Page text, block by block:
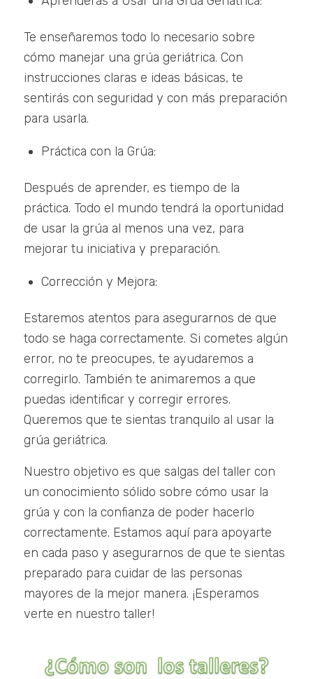
Te enseñaremos todo lo necesario sobre
cómo manejar una grúa geriátrica. Con
instrucciones claras e ideas básicas, te
sentirás con seguridad y con más preparación
para usarla.
Práctica con la Grúa:
Después de aprender, es tiempo de la
práctica. Todo el mundo tendrá la oportunidad
de usar la grúa al menos una vez, para
mejorar tu iniciativa y preparación.
Corrección y Mejora:
Estaremos atentos para asegurarnos de que
todo se haga correctamente. Si cometes algún
error, no te preocupes, te ayudaremos a
corregirlo. También te animaremos a que
puedas identificar y corregir errores.
Queremos que te sientas tranquilo al usar la
grúa geriátrica.
Nuestro objetivo es que salgas del taller con
un conocimiento sólido sobre cómo usar la
grúa y con la confianza de poder hacerlo
correctamente. Estamos aquí para apoyarte
en cada paso y asegurarnos de que te sientas
preparado para cuidar de las personas
mayores de la mejor manera. ¡Esperamos
verte en nuestro taller!